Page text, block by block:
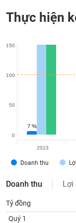
Thực hiện
7 %
7 %
Doanh thu
0
50
100
150
2023
Doanh thu Lợi
Tỷ đồng
Quý 1